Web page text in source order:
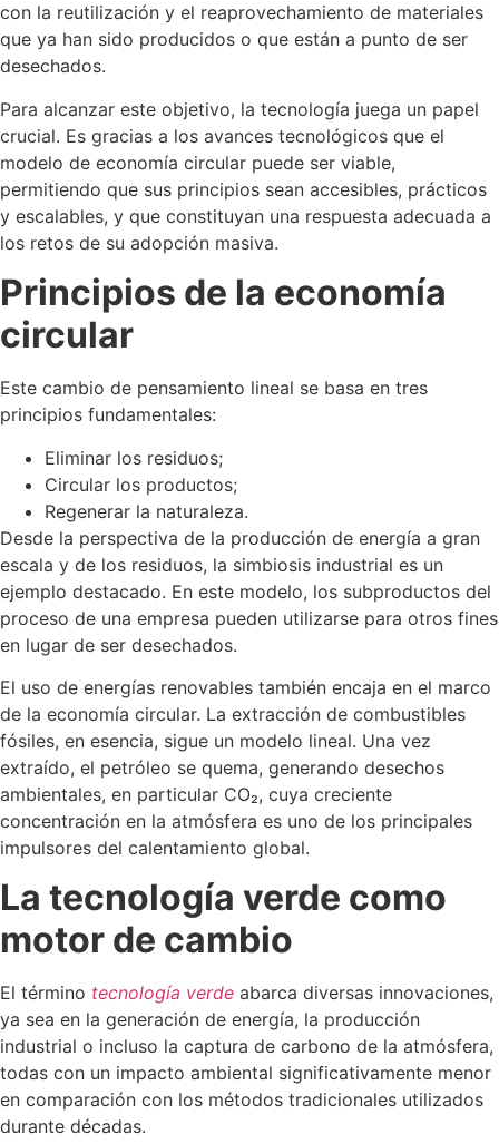
con la reutilización y el reaprovechamiento de materiales
que ya han sido producidos o que están a punto de ser
desechados.
Para alcanzar este objetivo, la tecnología juega un papel
crucial. Es gracias a los avances tecnológicos que el
modelo de economía circular puede ser viable,
permitiendo que sus principios sean accesibles, prácticos
y escalables, y que constituyan una respuesta adecuada a
los retos de su adopción masiva.
Principios de la economía
circular
Este cambio de pensamiento lineal se basa en tres
principios fundamentales:
Eliminar los residuos;
Circular los productos;
Regenerar la naturaleza.
Desde la perspectiva de la producción de energía a gran
escala y de los residuos, la simbiosis industrial es un
ejemplo destacado. En este modelo, los subproductos del
proceso de una empresa pueden utilizarse para otros fines
en lugar de ser desechados.
El uso de energías renovables también encaja en el marco
de la economía circular. La extracción de combustibles
fósiles, en esencia, sigue un modelo lineal. Una vez
extraído, el petróleo se quema, generando desechos
ambientales, en particular CO₂, cuya creciente
concentración en la atmósfera es uno de los principales
impulsores del calentamiento global.
La tecnología verde como
motor de cambio
El término tecnología verde abarca diversas innovaciones,
ya sea en la generación de energía, la producción
industrial o incluso la captura de carbono de la atmósfera,
todas con un impacto ambiental significativamente menor
en comparación con los métodos tradicionales utilizados
durante décadas.